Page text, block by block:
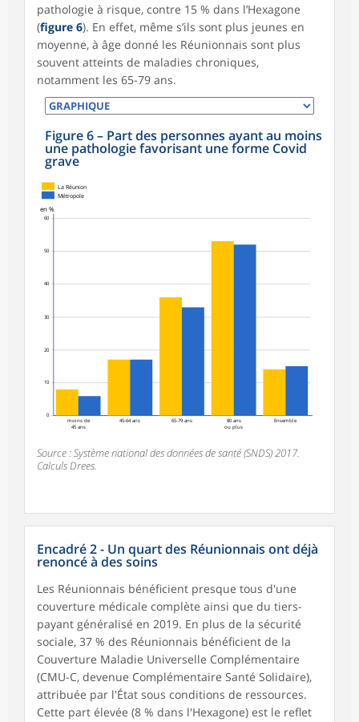
pathologie à risque, contre 15 % dans l’Hexagone
(figure 6). En effet, même s’ils sont plus jeunes en
moyenne, à âge donné les Réunionnais sont plus
souvent atteints de maladies chroniques,
notamment les 65-79 ans.
Figure 6– Part des personnes ayant au moins
une pathologie favorisant une forme Covid
grave
0
10
20
30
40
50
60
en %
moins de
45 ans
45-64 ans 65-79 ans
80 ans
ou plus
Ensemble
La Réunion
Métropole
Source : Système national des données de santé (SNDS) 2017.
Calculs Drees.
Encadré 2 - Un quart des Réunionnais ont déjà
renoncé à des soins
Les Réunionnais bénéficient presque tous d'une
couverture médicale complète ainsi que du tiers-
payant généralisé en 2019. En plus de la sécurité
sociale, 37 % des Réunionnais bénéficient de la
Couverture Maladie Universelle Complémentaire
(CMU-C, devenue Complémentaire Santé Solidaire),
attribuée par l'État sous conditions de ressources.
Cette part élevée (8 % dans l'Hexagone) est le reflet